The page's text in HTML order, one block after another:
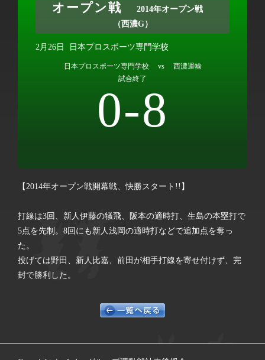
オープン戦
2014年オープン戦
（西濃G）
2月26日 日本プロスポーツ専門学校
日本プロスポーツ専門学校 vs 西濃運輸
試合終了
0-8
【2014年オープン戦開幕戦、快勝スタート!!】
打線は3回、新人伊藤の犠飛、阪本の適時打、生島の本塁打で
5点を先制。8回にも新人浅岡の適時打などで追加点を奪っ
た。
投げては野田、新人比嘉、前田が相手打線を寄せ付けず、完
封で勝利した。